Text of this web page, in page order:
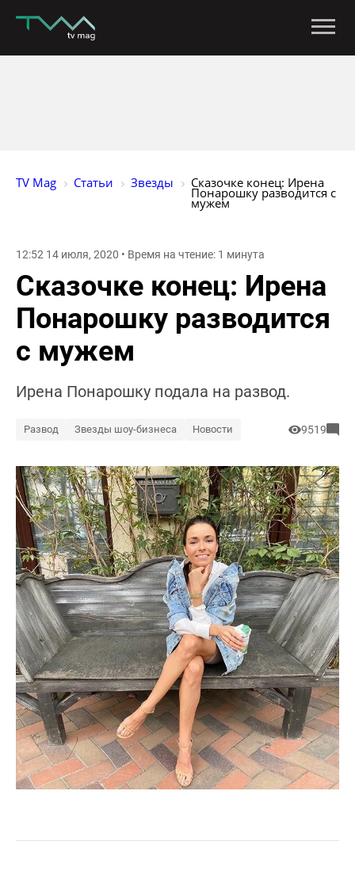
TV Mag Статьи Звезды Сказочке конец: Ирена
Понарошку разводится с
мужем
12:52 14 июля, 2020 • Время на чтение: 1 минута
Сказочке конец: Ирена
Понарошку разводится
с мужем
Ирена Понарошку подала на развод.
Развод Звезды шоу-бизнеса Новости 9519